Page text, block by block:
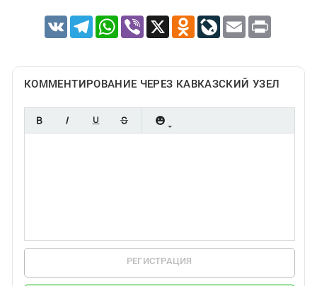
VK TelegramWhatsApp
Viber X Odnoklassniki
LiveJournal
Email Print
КОММЕНТИРОВАНИЕ ЧЕРЕЗ КАВКАЗСКИЙ УЗЕЛ
РЕГИСТРАЦИЯ